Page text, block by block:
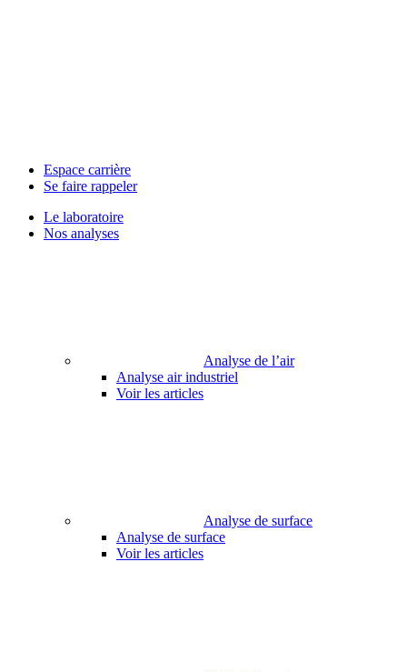
Espace carrière
Se faire rappeler
Le laboratoire
Nos analyses
Analyse de l’air
Analyse air industriel
Voir les articles
Analyse de surface
Analyse de surface
Voir les articles